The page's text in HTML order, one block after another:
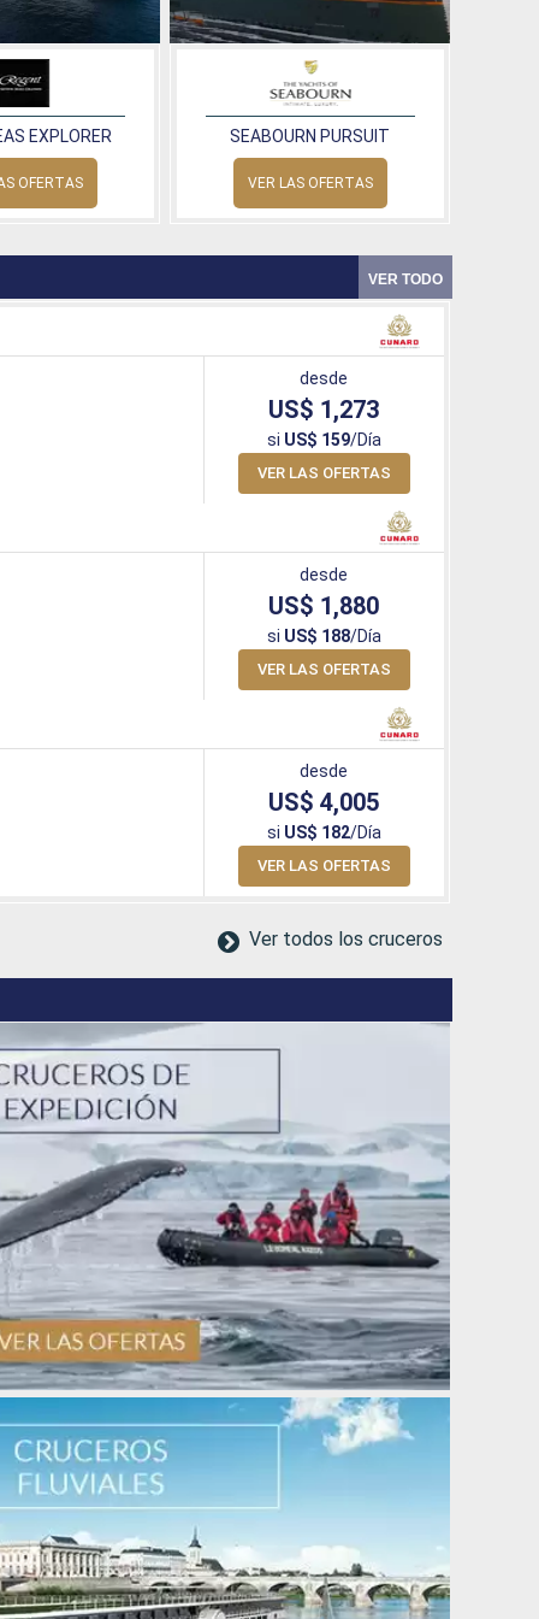
EXPLORER
OFERTAS
SEABOURN PURSUIT
VER LAS OFERTAS
VER TODO
desde
US$ 1,273
si US$ 159/Día
VER LAS OFERTAS
desde
US$ 1,880
si US$ 188/Día
VER LAS OFERTAS
desde
US$ 4,005
si US$ 182/Día
VER LAS OFERTAS
Ver todos los cruceros